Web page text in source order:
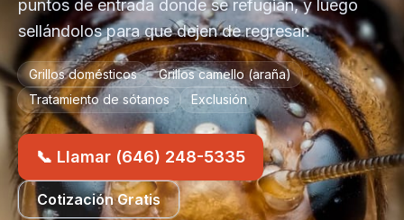
puntos de entrada donde se refugian, y luego
sellándolos para que dejen de regresar.
Grillos domésticos
Grillos camello (araña)
Tratamiento de sótanos
Exclusión
📞 Llamar (646) 248-5335
Cotización Gratis